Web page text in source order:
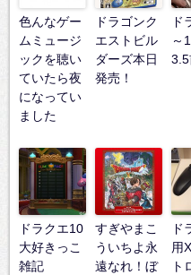
色んなゲー
ムミュージ
ックを聴い
ていたら夜
になってい
ました
ドラゴンク
エストビル
ダーズ本日
発売！
ド
～
3.5
ドラクエ10
大好きっこ
雑記
すぎやまこ
ういちよ永
遠なれ！ぼ
ド
用
ト